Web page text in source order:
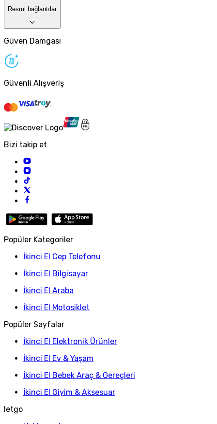
Resmi bağlantılar
Güven Damgası
Güvenli Alışveriş
Bizi takip et
Popüler Kategoriler
İkinci El Cep Telefonu
İkinci El Bilgisayar
İkinci El Araba
İkinci El Motosiklet
Popüler Sayfalar
İkinci El Elektronik Ürünler
İkinci El Ev & Yaşam
İkinci El Bebek Araç & Gereçleri
İkinci El Giyim & Aksesuar
letgo